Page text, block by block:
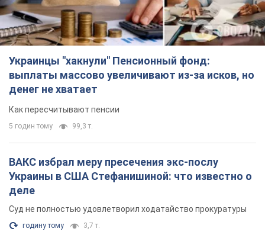
Украинцы "хакнули" Пенсионный фонд:
выплаты массово увеличивают из-за исков, но
денег не хватает
Как пересчитывают пенсии
5 годин тому 99,3 т.
ВАКС избрал меру пресечения экс-послу
Украины в США Стефанишиной: что известно о
деле
Суд не полностью удовлетворил ходатайство прокуратуры
годину тому 3,7 т.